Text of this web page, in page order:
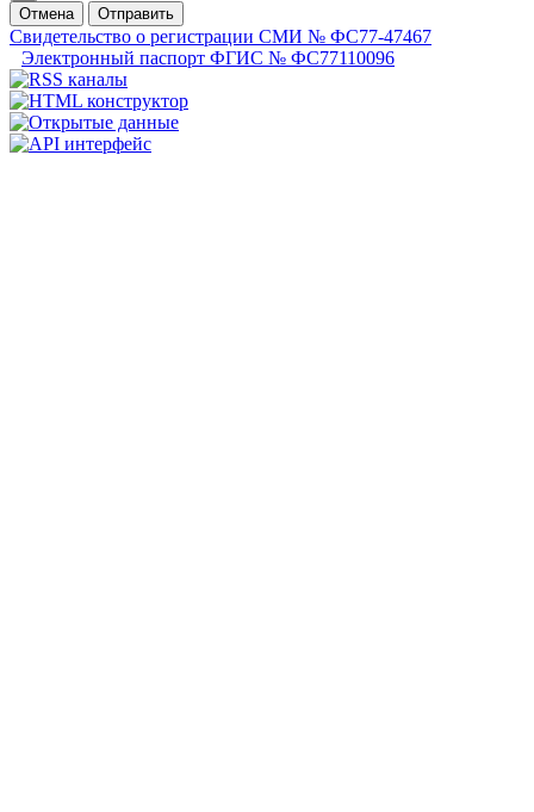
Отмена
Отправить
Свидетельство о регистрации СМИ № ФС77-47467
Электронный паспорт ФГИС № ФС77110096